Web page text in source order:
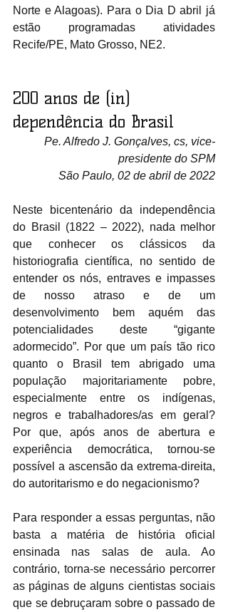
Norte e Alagoas). Para o Dia D abril já
estão programadas atividades
Recife/PE, Mato Grosso, NE2.
200 anos de (in)
dependência do Brasil
Pe. Alfredo J. Gonçalves, cs, vice-
presidente do SPM
São Paulo, 02 de abril de 2022
Neste bicentenário da independência
do Brasil (1822 – 2022), nada melhor
que conhecer os clássicos da
historiografia científica, no sentido de
entender os nós, entraves e impasses
de nosso atraso e de um
desenvolvimento bem aquém das
potencialidades deste “gigante
adormecido”. Por que um país tão rico
quanto o Brasil tem abrigado uma
população majoritariamente pobre,
especialmente entre os indígenas,
negros e trabalhadores/as em geral?
Por que, após anos de abertura e
experiência democrática, tornou-se
possível a ascensão da extrema-direita,
do autoritarismo e do negacionismo?
Para responder a essas perguntas, não
basta a matéria de história oficial
ensinada nas salas de aula. Ao
contrário, torna-se necessário percorrer
as páginas de alguns cientistas sociais
que se debruçaram sobre o passado de